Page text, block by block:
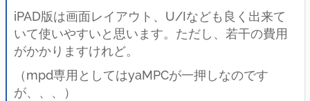
iPAD版は画面レイアウト、U/Iなども良く出来て
いて使いやすいと思います。ただし、若干の費用
がかかりますけれど。
（mpd専用としてはyaMPCが一押しなのです
が、、、）